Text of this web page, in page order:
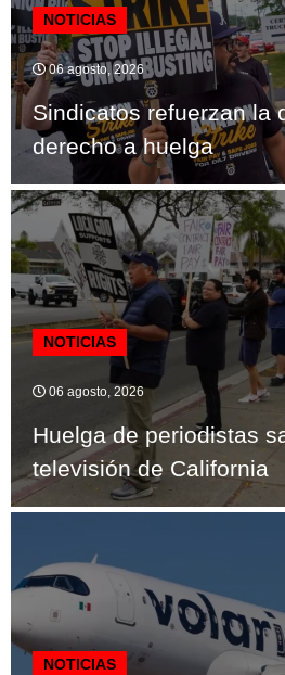
NOTICIAS
06 agosto, 2026
Sindicatos refuerzan la
derecho a huelga
NOTICIAS
06 agosto, 2026
Huelga de periodistas
televisión de California
NOTICIAS